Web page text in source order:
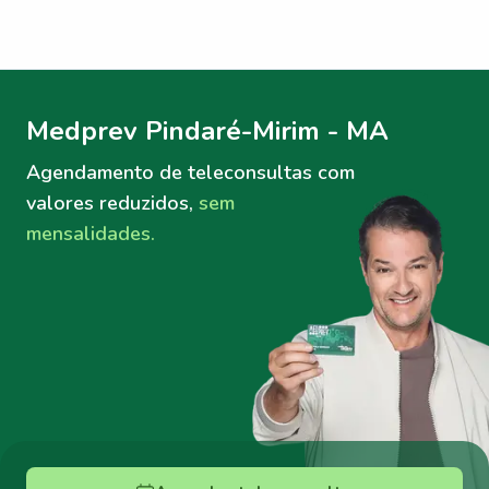
Medprev Pindaré-Mirim - MA
Agendamento de teleconsultas com
valores reduzidos, sem
mensalidades.